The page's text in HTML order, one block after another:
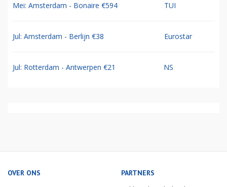
Mei: Amsterdam - Bonaire €594 TUI
Jul: Amsterdam - Berlijn €38 Eurostar
Jul: Rotterdam - Antwerpen €21 NS
OVER ONS PARTNERS